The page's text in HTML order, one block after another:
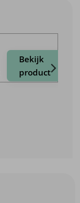
Bekijk
product